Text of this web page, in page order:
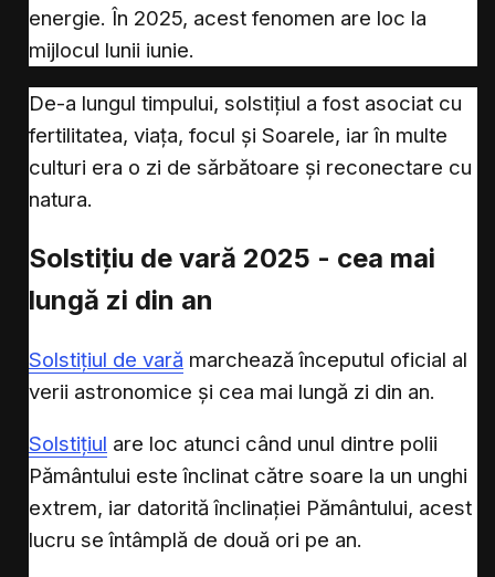
energie. În 2025, acest fenomen are loc la
mijlocul lunii iunie.
De-a lungul timpului, solstițiul a fost asociat cu
fertilitatea, viața, focul și Soarele, iar în multe
culturi era o zi de sărbătoare și reconectare cu
natura.
Solstițiu de vară 2025 - cea mai
lungă zi din an
Solstițiul de vară marchează începutul oficial al
verii astronomice și cea mai lungă zi din an.
Solstițiul are loc atunci când unul dintre polii
Pământului este înclinat către soare la un unghi
extrem, iar datorită înclinației Pământului, acest
lucru se întâmplă de două ori pe an.